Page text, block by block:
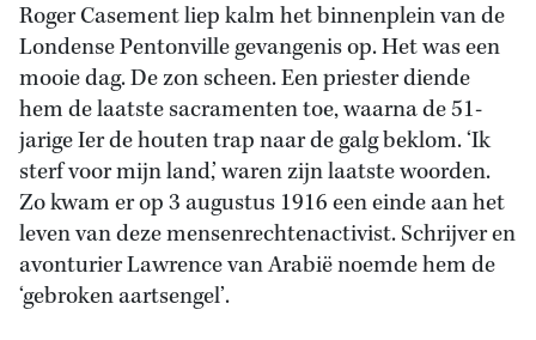
Roger Casement liep kalm het binnenplein van de
Londense Pentonville gevangenis op. Het was een
mooie dag. De zon scheen. Een priester diende
hem de laatste sacramenten toe, waarna de 51-
jarige Ier de houten trap naar de galg beklom. ‘Ik
sterf voor mijn land,’ waren zijn laatste woorden.
Zo kwam er op 3 augustus 1916 een einde aan het
leven van deze mensenrechtenactivist. Schrijver en
avonturier Lawrence van Arabië noemde hem de
‘gebroken aartsengel’.